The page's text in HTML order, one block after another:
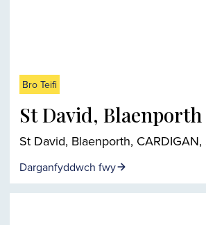
Bro Teifi
St David, Blaenporth
St David, Blaenporth,
Darganfyddwch fwy